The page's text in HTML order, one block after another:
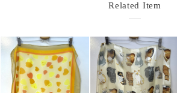
Related Item